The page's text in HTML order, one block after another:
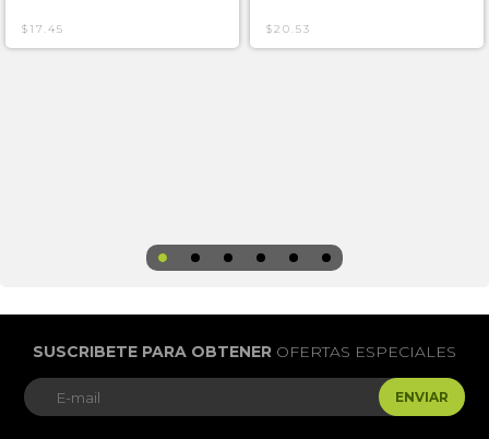
$17.45 $20.53
SUSCRIBETE PARA OBTENER OFERTAS ESPECIALES
ENVIAR